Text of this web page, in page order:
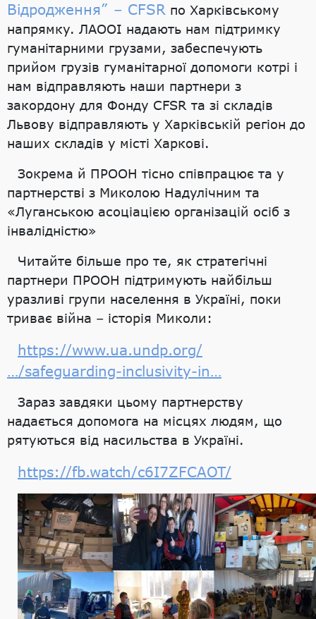
Відродження” – CFSR по Харківському
напрямку. ЛАООІ надають нам підтримку
гуманітарними грузами, забеспечують
прийом грузів гуманітарної допомоги котрі і
нам відправляють наши партнери з
закордону для Фонду CFSR та зі складів
Львову відправляють у Харківській регіон до
наших складів у місті Харкові.
Зокрема й ПРООН тісно співпрацює та у
партнерстві з Миколою Надулічним та
«Луганською асоціацією організацій осіб з
інвалідністю»
Читайте більше про те, як стратегічні
партнери ПРООН підтримують найбільш
уразливі групи населення в Україні, поки
триває війна – історія Миколи:
https://www.ua.undp.org/
…/safeguarding-inclusivity-in…
Зараз завдяки цьому партнерству
надається допомога на місцях людям, що
рятуються від насильства в Україні.
https://fb.watch/c6I7ZFCAOT/